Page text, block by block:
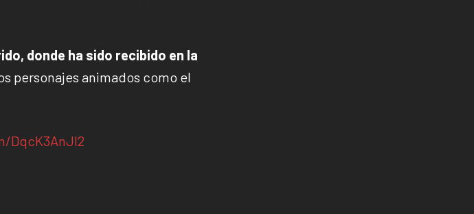
donde ha sido recibido en la
personajes animados como el
DqcK3AnJl2